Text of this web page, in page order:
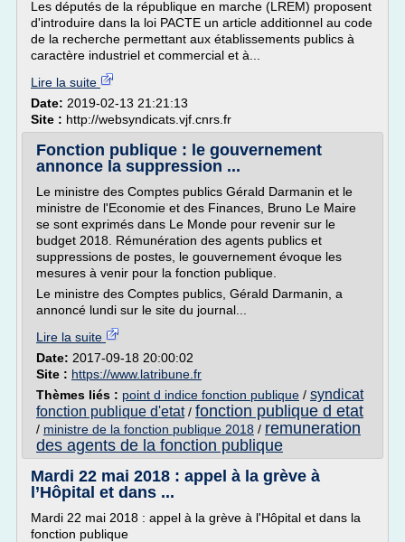
Les députés de la république en marche (LREM) proposent
d'introduire dans la loi PACTE un article additionnel au code
de la recherche permettant aux établissements publics à
caractère industriel et commercial et à...
Lire la suite
Date: 2019-02-13 21:21:13
Site : http://websyndicats.vjf.cnrs.fr
Fonction publique : le gouvernement
annonce la suppression ...
Le ministre des Comptes publics Gérald Darmanin et le
ministre de l'Economie et des Finances, Bruno Le Maire
se sont exprimés dans Le Monde pour revenir sur le
budget 2018. Rémunération des agents publics et
suppressions de postes, le gouvernement évoque les
mesures à venir pour la fonction publique.
Le ministre des Comptes publics, Gérald Darmanin, a
annoncé lundi sur le site du journal...
Lire la suite
Date: 2017-09-18 20:00:02
Site : https://www.latribune.fr
Thèmes liés : point d indice fonction publique / syndicat
fonction publique d'etat/ fonction publique d etat
/ ministre de la fonction publique 2018 / remuneration
des agents de la fonction publique
Mardi 22 mai 2018 : appel à la grève à
l’Hôpital et dans ...
Mardi 22 mai 2018 : appel à la grève à l'Hôpital et dans la
fonction publique